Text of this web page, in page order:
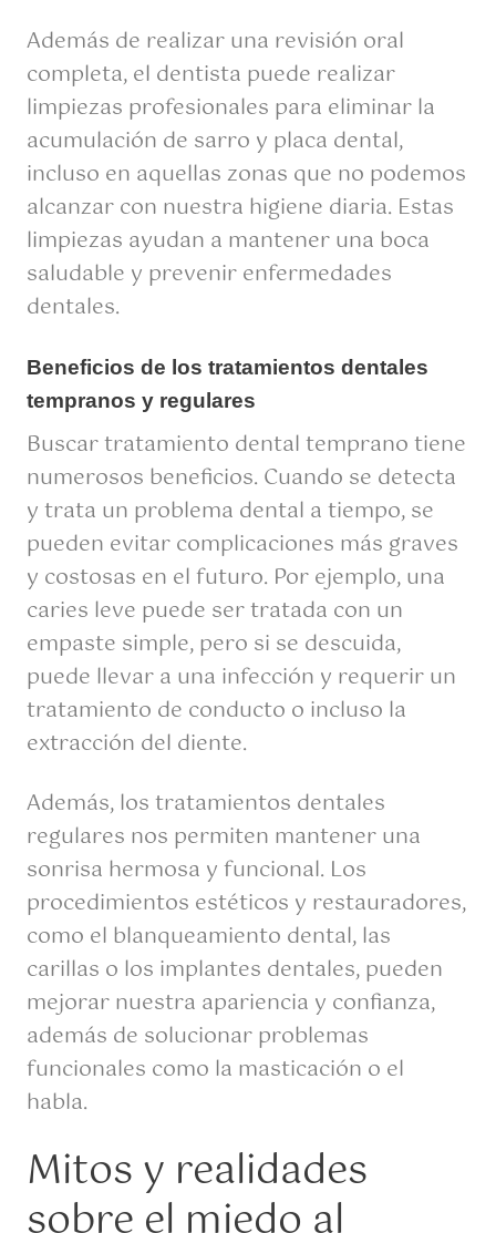
Además de realizar una revisión oral
completa, el dentista puede realizar
limpiezas profesionales para eliminar la
acumulación de sarro y placa dental,
incluso en aquellas zonas que no podemos
alcanzar con nuestra higiene diaria. Estas
limpiezas ayudan a mantener una boca
saludable y prevenir enfermedades
dentales.
Beneficios de los tratamientos dentales
tempranos y regulares
Buscar tratamiento dental temprano tiene
numerosos beneficios. Cuando se detecta
y trata un problema dental a tiempo, se
pueden evitar complicaciones más graves
y costosas en el futuro. Por ejemplo, una
caries leve puede ser tratada con un
empaste simple, pero si se descuida,
puede llevar a una infección y requerir un
tratamiento de conducto o incluso la
extracción del diente.
Además, los tratamientos dentales
regulares nos permiten mantener una
sonrisa hermosa y funcional. Los
procedimientos estéticos y restauradores,
como el blanqueamiento dental, las
carillas o los implantes dentales, pueden
mejorar nuestra apariencia y confianza,
además de solucionar problemas
funcionales como la masticación o el
habla.
Mitos y realidades